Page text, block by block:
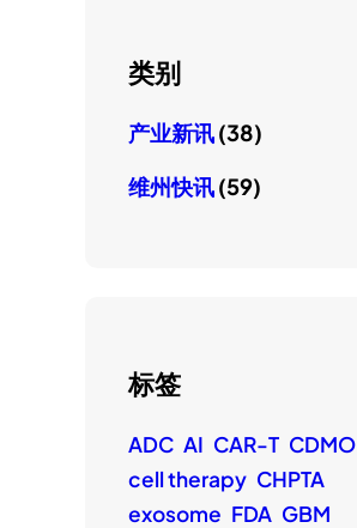
类别
产业新讯(38)
维州快讯(59)
标签
ADC AI CAR-T CDMO
cell therapy CHPTA
exosome FDA GBM